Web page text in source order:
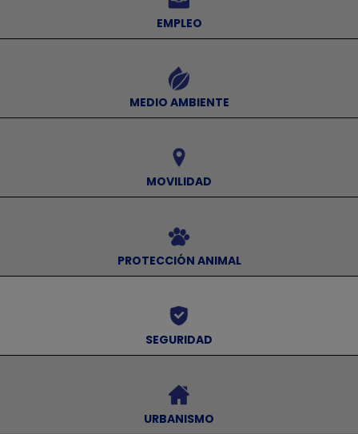
EMPLEO
MEDIO AMBIENTE
MOVILIDAD
PROTECCIÓN ANIMAL
SEGURIDAD
URBANISMO